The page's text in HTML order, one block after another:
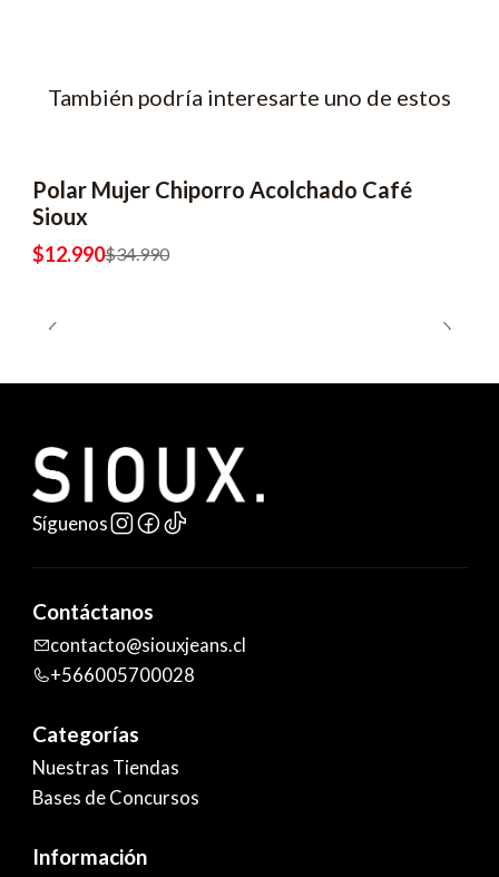
También podría interesarte uno de estos
-63% OFF
Polar Mujer Chiporro Acolchado Café
Sioux
$12.990$34.990
Síguenos
Contáctanos
contacto@siouxjeans.cl
+566005700028
Categorías
Nuestras Tiendas
Bases de Concursos
Información